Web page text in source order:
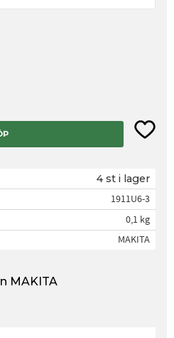
Lägg
4 st i lager
1911U6-3
0,1 kg
MAKITA
MAKITA